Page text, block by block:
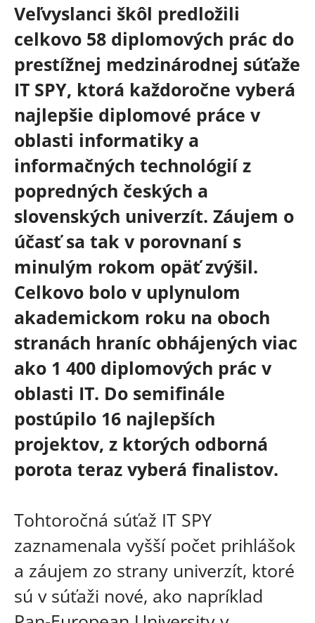
Veľvyslanci škôl predložili
celkovo 58 diplomových prác do
prestížnej medzinárodnej súťaže
IT SPY, ktorá každoročne vyberá
najlepšie diplomové práce v
oblasti informatiky a
informačných technológií z
popredných českých a
slovenských univerzít. Záujem o
účasť sa tak v porovnaní s
minulým rokom opäť zvýšil.
Celkovo bolo v uplynulom
akademickom roku na oboch
stranách hraníc obhájených viac
ako 1 400 diplomových prác v
oblasti IT. Do semifinále
postúpilo 16 najlepších
projektov, z ktorých odborná
porota teraz vyberá finalistov.
Tohtoročná súťaž IT SPY
zaznamenala vyšší počet prihlášok
a záujem zo strany univerzít, ktoré
sú v súťaži nové, ako napríklad